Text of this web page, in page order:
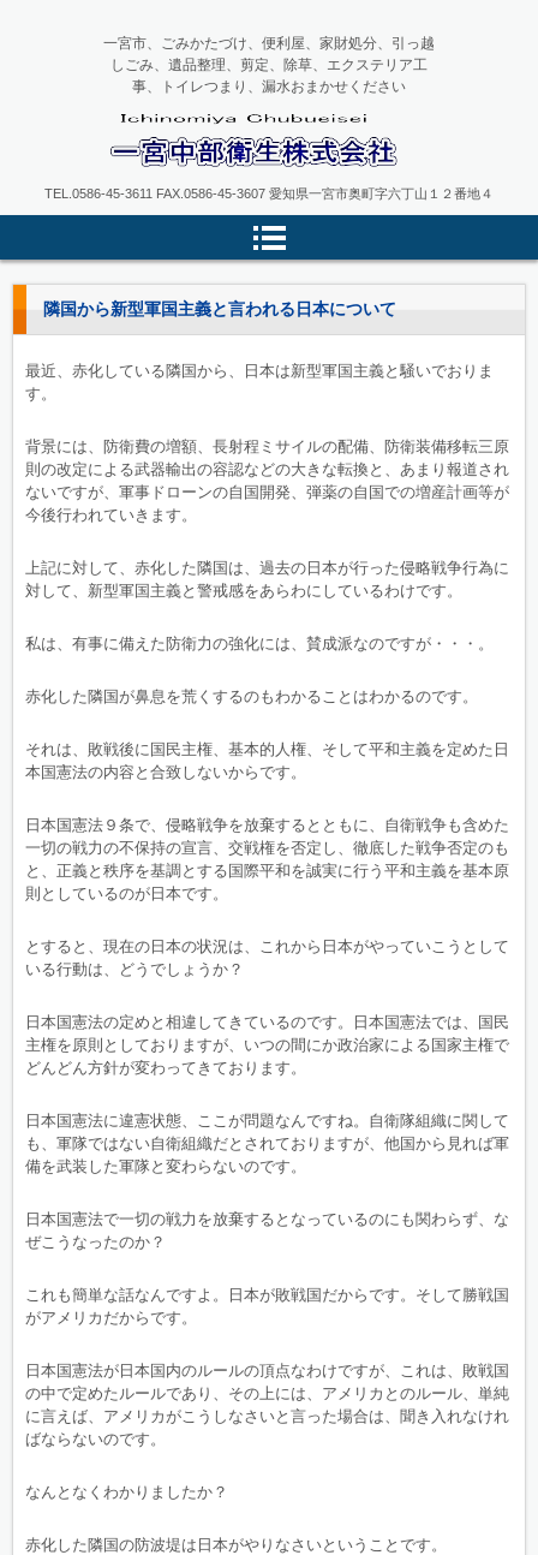
一宮中部衛生
一宮市、ごみかたづけ、便利屋、家財処分、引っ越
しごみ、遺品整理、剪定、除草、エクステリア工
事、トイレつまり、漏水おまかせください
TEL.0586-45-3611 FAX.0586-45-3607 愛知県一宮市奥町字六丁山１２番地４
隣国から新型軍国主義と言われる日本について
最近、赤化している隣国から、日本は新型軍国主義と騒いでおりま
す。
背景には、防衛費の増額、長射程ミサイルの配備、防衛装備移転三原
則の改定による武器輸出の容認などの大きな転換と、あまり報道され
ないですが、軍事ドローンの自国開発、弾薬の自国での増産計画等が
今後行われていきます。
上記に対して、赤化した隣国は、過去の日本が行った侵略戦争行為に
対して、新型軍国主義と警戒感をあらわにしているわけです。
私は、有事に備えた防衛力の強化には、賛成派なのですが・・・。
赤化した隣国が鼻息を荒くするのもわかることはわかるのです。
それは、敗戦後に国民主権、基本的人権、そして平和主義を定めた日
本国憲法の内容と合致しないからです。
日本国憲法９条で、侵略戦争を放棄するとともに、自衛戦争も含めた
一切の戦力の不保持の宣言、交戦権を否定し、徹底した戦争否定のも
と、正義と秩序を基調とする国際平和を誠実に行う平和主義を基本原
則としているのが日本です。
とすると、現在の日本の状況は、これから日本がやっていこうとして
いる行動は、どうでしょうか？
日本国憲法の定めと相違してきているのです。日本国憲法では、国民
主権を原則としておりますが、いつの間にか政治家による国家主権で
どんどん方針が変わってきております。
日本国憲法に違憲状態、ここが問題なんですね。自衛隊組織に関して
も、軍隊ではない自衛組織だとされておりますが、他国から見れば軍
備を武装した軍隊と変わらないのです。
日本国憲法で一切の戦力を放棄するとなっているのにも関わらず、な
ぜこうなったのか？
これも簡単な話なんですよ。日本が敗戦国だからです。そして勝戦国
がアメリカだからです。
日本国憲法が日本国内のルールの頂点なわけですが、これは、敗戦国
の中で定めたルールであり、その上には、アメリカとのルール、単純
に言えば、アメリカがこうしなさいと言った場合は、聞き入れなけれ
ばならないのです。
なんとなくわかりましたか？
赤化した隣国の防波堤は日本がやりなさいということです。